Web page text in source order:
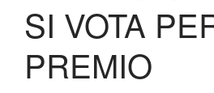
SI VOTA
PREMIO